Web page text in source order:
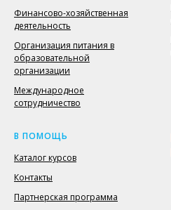
Финансово-хозяйственная
деятельность
Организация питания в
образовательной
организации
Международное
сотрудничество
В ПОМОЩЬ
Каталог курсов
Контакты
Партнерская программа